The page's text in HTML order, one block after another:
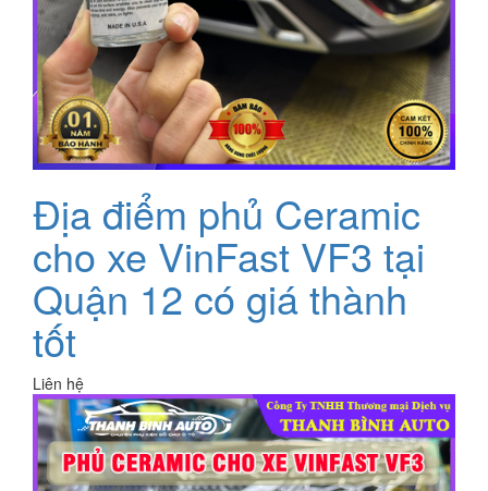
Địa điểm phủ Ceramic
cho xe VinFast VF3 tại
Quận 12 có giá thành
tốt
Liên hệ